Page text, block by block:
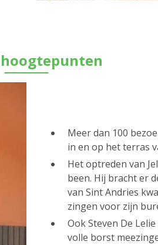
Meer dan 100
in en op het terras
Het optreden van
been. Hij bracht er
van Sint Andries
zingen voor zijn
Ook Steven De
volle borst